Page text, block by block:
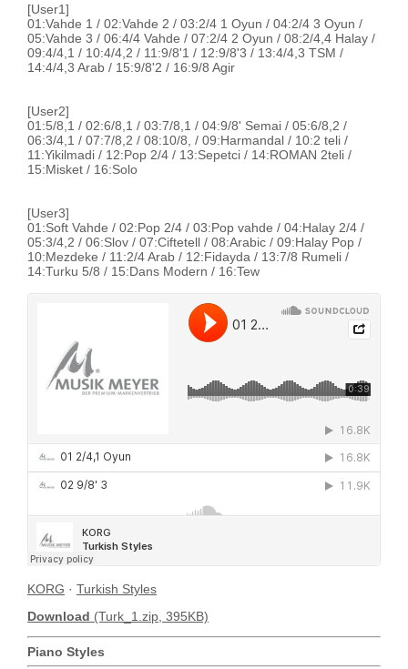
[User1]
01:Vahde 1 / 02:Vahde 2 / 03:2/4 1 Oyun / 04:2/4 3 Oyun /
05:Vahde 3 / 06:4/4 Vahde / 07:2/4 2 Oyun / 08:2/4,4 Halay /
09:4/4,1 / 10:4/4,2 / 11:9/8'1 / 12:9/8'3 / 13:4/4,3 TSM /
14:4/4,3 Arab / 15:9/8'2 / 16:9/8 Agir
[User2]
01:5/8,1 / 02:6/8,1 / 03:7/8,1 / 04:9/8' Semai / 05:6/8,2 /
06:3/4,1 / 07:7/8,2 / 08:10/8, / 09:Harmandal / 10:2 teli /
11:Yikilmadi / 12:Pop 2/4 / 13:Sepetci / 14:ROMAN 2teli /
15:Misket / 16:Solo
[User3]
01:Soft Vahde / 02:Pop 2/4 / 03:Pop vahde / 04:Halay 2/4 /
05:3/4,2 / 06:Slov / 07:Ciftetell / 08:Arabic / 09:Halay Pop /
10:Mezdeke / 11:2/4 Arab / 12:Fidayda / 13:7/8 Rumeli /
14:Turku 5/8 / 15:Dans Modern / 16:Tew
KORG · Turkish Styles
Download (Turk_1.zip, 395KB)
Piano Styles